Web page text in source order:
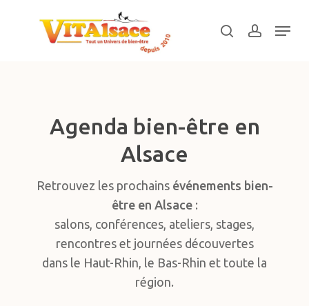
searchaccount
Menu
Agenda bien-être en
Alsace
Retrouvez les prochains événements bien-
être en Alsace:
salons, conférences, ateliers, stages,
rencontres et journées découvertes
dans le Haut-Rhin, le Bas-Rhin et toute la
région.